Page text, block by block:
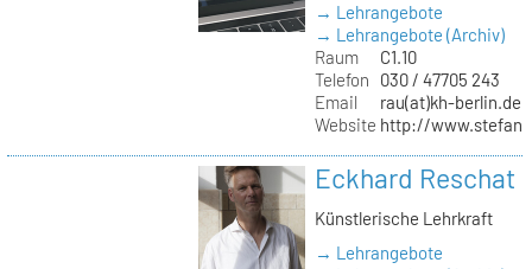
→ Lehrangebote
→ Lehrangebote (Archiv)
Raum
C1.10
Telefon
030 / 47705 243
Email
rau(at)kh-berlin.de
Website http://
Eckhard Reschat
Künstlerische Lehrkraft
→ Lehrangebote